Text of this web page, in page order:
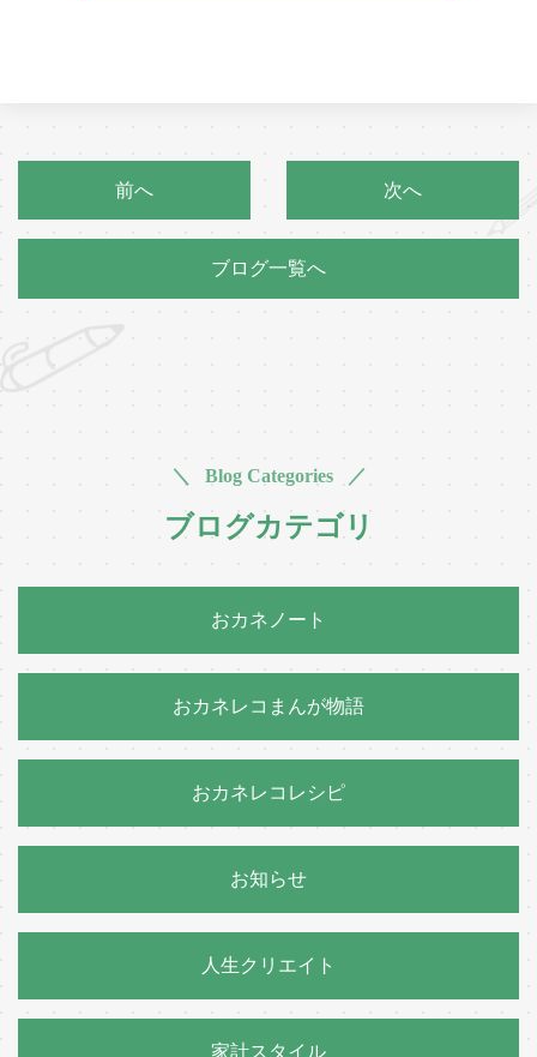
前へ 次へ
ブログ一覧へ
＼ Blog Categories ／
ブログカテゴリ
おカネノート
おカネレコまんが物語
おカネレコレシピ
お知らせ
人生クリエイト
家計スタイル